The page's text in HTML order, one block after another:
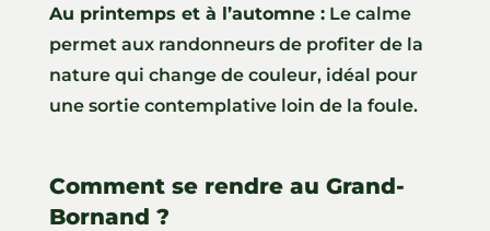
Au printemps et à l’automne :Le calme
permet aux randonneurs de profiter de la
nature qui change de couleur, idéal pour
une sortie contemplative loin de la foule.
Comment se rendre au Grand-
Bornand ?